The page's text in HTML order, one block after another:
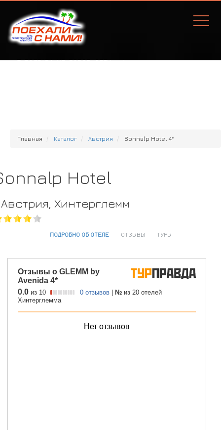
Г. ПОЛТАВА, УЛ. СОБОРНОСТИ, 77А
Главная Каталог Австрия Sonnalp Hotel 4*
Hotel
Австрия, Хинтерглемм
ПОДРОБНО ОБ ОТЕЛЕ ОТЗЫВЫ ТУРЫ